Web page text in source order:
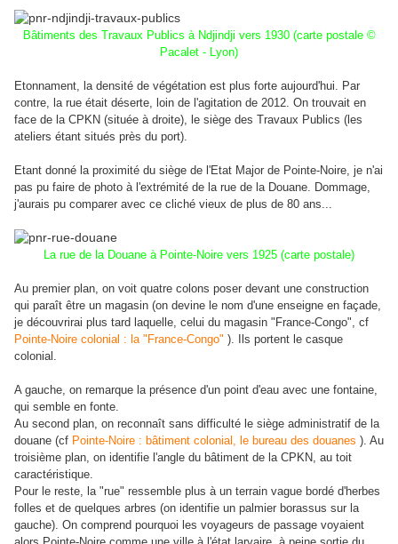
Bâtiments des Travaux Publics à Ndjindji vers 1930 (carte postale ©
Pacalet - Lyon)
Etonnament, la densité de végétation est plus forte aujourd'hui. Par
contre, la rue était déserte, loin de l'agitation de 2012. On trouvait en
face de la CPKN (située à droite), le siège des Travaux Publics (les
ateliers étant situés près du port).
Etant donné la proximité du siège de l'Etat Major de Pointe-Noire, je n'ai
pas pu faire de photo à l'extrémité de la rue de la Douane. Dommage,
j'aurais pu comparer avec ce cliché vieux de plus de 80 ans...
La rue de la Douane à Pointe-Noire vers 1925 (carte postale)
Au premier plan, on voit quatre colons poser devant une construction
qui paraît être un magasin (on devine le nom d'une enseigne en façade,
je découvrirai plus tard laquelle, celui du magasin "France-Congo", cf
Pointe-Noire colonial : la "France-Congo" ). Ils portent le casque
colonial.
A gauche, on remarque la présence d'un point d'eau avec une fontaine,
qui semble en fonte.
Au second plan, on reconnaît sans difficulté le siège administratif de la
douane (cf Pointe-Noire : bâtiment colonial, le bureau des douanes ). Au
troisième plan, on identifie l'angle du bâtiment de la CPKN, au toit
caractéristique.
Pour le reste, la "rue" ressemble plus à un terrain vague bordé d'herbes
folles et de quelques arbres (on identifie un palmier borassus sur la
gauche). On comprend pourquoi les voyageurs de passage voyaient